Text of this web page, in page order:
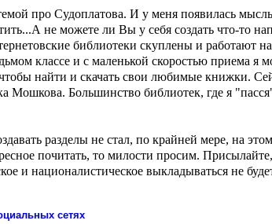
про Судоплатова. И у меня появилась
не можете ли Вы у себя создать что-то
библиотеки скуплены и работают
классе и с маленькой скоростью приема я
найти и скачать свои любимые книжки.
Мошкова. Большинство библиотек, где я
разделы не стал, по крайней мере, на
почитать, то милости просим.
и националистическое выкладываться не
сетях